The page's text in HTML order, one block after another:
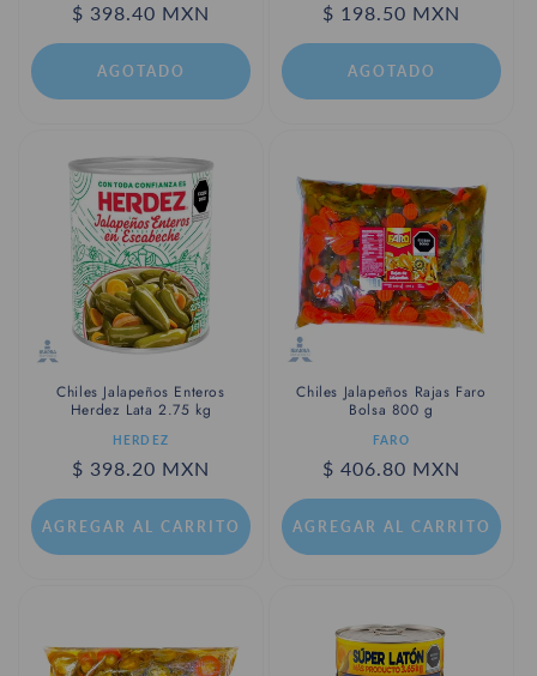
Precio
habitual
$ 398.40 MXN
AGOTADO
Precio
habitual
$ 198.50 MXN
AGOTADO
Chiles Jalapeños Enteros
Herdez Lata 2.75 kg
Proveedor:HERDEZ
Precio
habitual
$ 398.20 MXN
AGREGAR AL CARRITO
Chiles Jalapeños Rajas Faro
Bolsa 800 g
Proveedor:FARO
Precio
habitual
$ 406.80 MXN
AGREGAR AL CARRITO